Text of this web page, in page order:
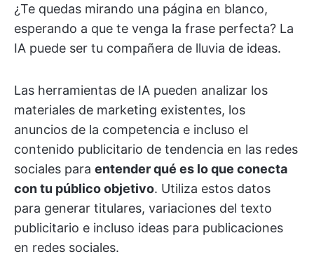
¿Te quedas mirando una página en blanco,
esperando a que te venga la frase perfecta? La
IA puede ser tu compañera de lluvia de ideas.
Las herramientas de IA pueden analizar los
materiales de marketing existentes, los
anuncios de la competencia e incluso el
contenido publicitario de tendencia en las redes
sociales para entender qué es lo que conecta
con tu público objetivo. Utiliza estos datos
para generar titulares, variaciones del texto
publicitario e incluso ideas para publicaciones
en redes sociales.